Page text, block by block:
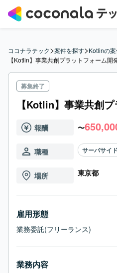
ココナラテック>案件を探す>Kotlinの
【Kotlin】事業共創プラットフォーム開
募集終了
【Kotlin】事業共創
報酬 〜
職種 サーバサイ
場所 東京都
雇用形態
業務委託(フリーランス)
業務内容